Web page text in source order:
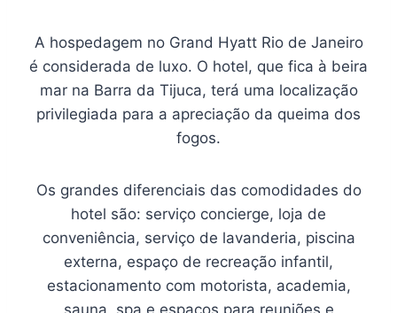
A hospedagem no Grand Hyatt Rio de Janeiro
é considerada de luxo. O hotel, que fica à beira
mar na Barra da Tijuca, terá uma localização
privilegiada para a apreciação da queima dos
fogos.
Os grandes diferenciais das comodidades do
hotel são: serviço concierge, loja de
conveniência, serviço de lavanderia, piscina
externa, espaço de recreação infantil,
estacionamento com motorista, academia,
sauna, spa e espaços para reuniões e